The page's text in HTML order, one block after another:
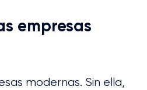
empresas
modernas. Sin ella,